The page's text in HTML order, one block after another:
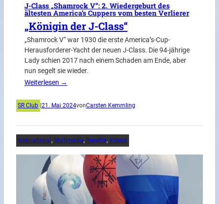
J-Class „Shamrock V“: 2. Wiedergeburt des
ältesten America’s Cuppers vom besten Verlierer
„Königin der J-Class“
„Shamrock V“ war 1930 die erste America’s-Cup-
Herausforderer-Yacht der neuen J-Class. Die 94-jährige
Lady schien 2017 nach einem Schaden am Ende, aber
nun segelt sie wieder.
Weiterlesen →
SR Club 21. Mai 2024vonCarsten Kemmling
International, Multimedia, Regatta, Videos